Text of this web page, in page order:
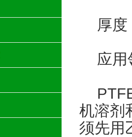
厚度
应用
PTFE
机溶剂
须先用